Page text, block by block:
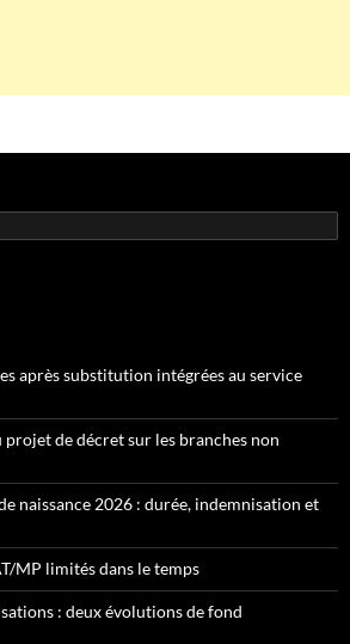
après substitution intégrées au service
de décret sur les branches non
naissance 2026 : durée, indemnisation et
MP limités dans le temps
: deux évolutions de fond